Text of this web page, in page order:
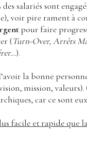
des salariés sont
voir pire rament à
pour faire
(Turn-Over, Arrêts
).
la bonne
mission,
car ce sont
facile et rapide que